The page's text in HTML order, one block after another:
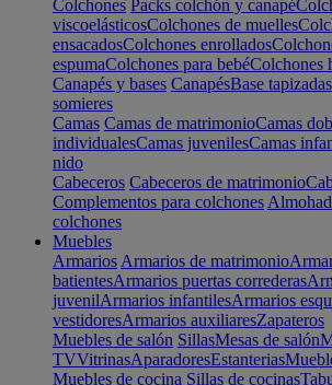
Colchones Packs colchón y canapé
viscoelásticosColchones de muelles
ensacadosColchones enrollados
espumaColchones para bebéColchones
Canapés y bases CanapésBase tapizadas
somieres
Camas Camas de matrimonioCamas
individualesCamas juvenilesCamas
nido
Cabeceros Cabeceros de matrimonio
Complementos para colchones
colchones
Muebles
Armarios Armarios de matrimonio
batientesArmarios puertas correderas
juvenilArmarios infantilesArmarios
vestidoresArmarios auxiliaresZapateros
Muebles de salón SillasMesas de salón
TVVitrinasAparadoresEstanterias
Muebles de cocina Sillas de cocinas